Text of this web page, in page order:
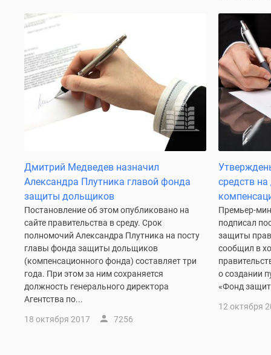
Новостройки
премиум-
Новостройки
бизнес-
класса
Рассрочка
Траншевая
поселки
Новой
Москве
Готовые
коттеджные
поселки
Строящиеся
коттеджные
Коттеджные
Дмитрий Медведев назначил
Александра Плутника главой фонда
защиты дольщиков
Постановление об этом опубликовано на
сайте правительства в среду. Срок
полномочий Александра Плутника на посту
главы фонда защиты дольщиков
(компенсационного фонда) составляет три
года. При этом за ним сохраняется
должность генерального директора
Агентства по...
18 октября 2017 7256
средств
Премьер-
подписал
защиты
сообщил в
о создании
«Фонд
12 октября